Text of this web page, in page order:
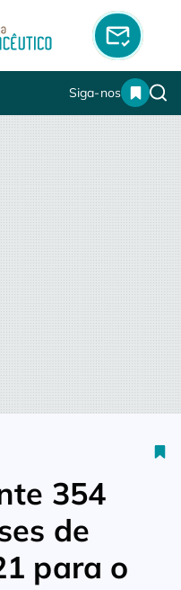
Siga-nos
354 milhões de doses de
354
de
para o